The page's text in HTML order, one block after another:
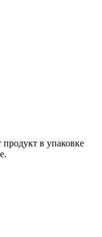
в упаковке